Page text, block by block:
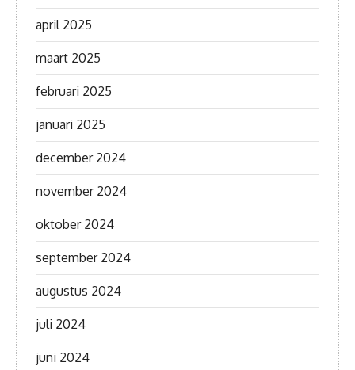
april 2025
maart 2025
februari 2025
januari 2025
december 2024
november 2024
oktober 2024
september 2024
augustus 2024
juli 2024
juni 2024